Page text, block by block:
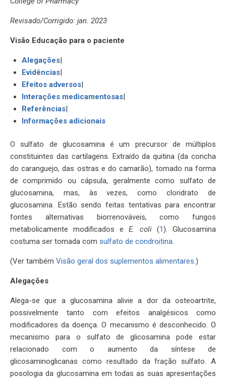
Revisado/Corrigido: jan. 2023
Visão Educação para o paciente
Alegações|
Evidências|
Efeitos adversos|
Interações medicamentosas|
Referências|
Informações adicionais
O sulfato de glucosamina é um precursor de múltiplos
constituintes das cartilagens. Extraído da quitina (da concha
do caranguejo, das ostras e do camarão), tomado na forma
de comprimido ou cápsula, geralmente como sulfato de
glucosamina, mas, às vezes, como cloridrato de
glucosamina. Estão sendo feitas tentativas para encontrar
fontes alternativas biorrenováveis, como fungos
metabolicamente modificados e E. coli (1). Glucosamina
costuma ser tomada com sulfato de condroitina.
(Ver também Visão geral dos suplementos alimentares.)
Alegações
Alega-se que a glucosamina alivie a dor da osteoartrite,
possivelmente tanto com efeitos analgésicos como
modificadores da doença. O mecanismo é desconhecido. O
mecanismo para o sulfato de glicosamina pode estar
relacionado com o aumento da síntese de
glicosaminoglicanas como resultado da fração sulfato. A
posologia da glucosamina em todas as suas apresentações